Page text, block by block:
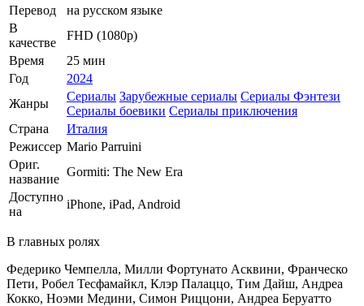
Перевод
на русском языке
В
качестве
FHD (1080p)
Время
25 мин
Год
2024
Жанры
Сериалы Зарубежные сериалы Сериалы Фэнтези
Сериалы боевики Сериалы приключения
Страна
Италия
Режиссер Mario Parruini
Ориг.
название
Gormiti: The New Era
Доступно
на
iPhone, iPad, Android
В главных ролях
Федерико Чемпелла, Милли Фортунато Асквини, Франческо
Пети, Робел Тесфамайкл, Клэр Палаццо, Тим Дайш, Андреа
Кокко, Ноэми Медини, Симон Риццони, Андреа Беруатто